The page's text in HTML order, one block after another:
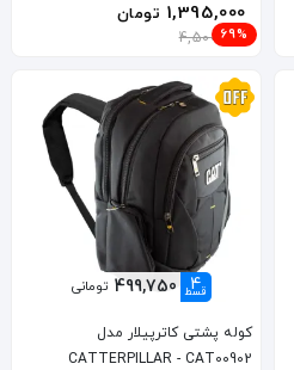
1,395,000 تومان
4,500,000
69%
4
قسط 499,750 تومانی
کوله پشتی کاترپیلار مدل
CATTERPILLAR - CAT00902